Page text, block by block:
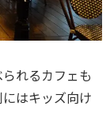
れるカフェも
はキッズ向け